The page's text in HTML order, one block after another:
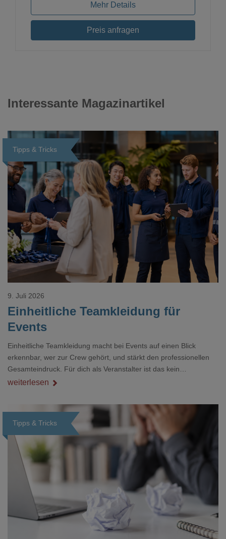
Mehr Details
Preis anfragen
Interessante Magazinartikel
Tipps & Tricks
Loading...
Einheitliche Teamkleidung für
Events
9. Juli 2026
Einheitliche Teamkleidung macht bei Events auf einen Blick
erkennbar, wer zur Crew gehört, und stärkt den professionellen
Gesamteindruck. Für dich als Veranstalter ist das kein
Nebenthema: Bei Textilien mit Stickerei oder mehreren
weiterlesen
Tipps & Tricks
Loading...